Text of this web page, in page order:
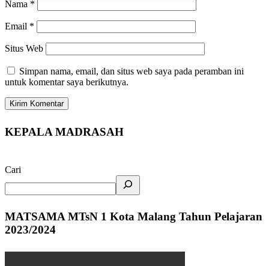
Nama *
Email *
Situs Web
Simpan nama, email, dan situs web saya pada peramban ini
untuk komentar saya berikutnya.
KEPALA MADRASAH
Cari
MATSAMA MTsN 1 Kota Malang Tahun Pelajaran
2023/2024